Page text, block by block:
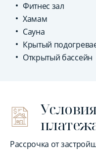
Фитнес зал
Хамам
Сауна
Крытый
Открытый бассейн
Рассрочка от